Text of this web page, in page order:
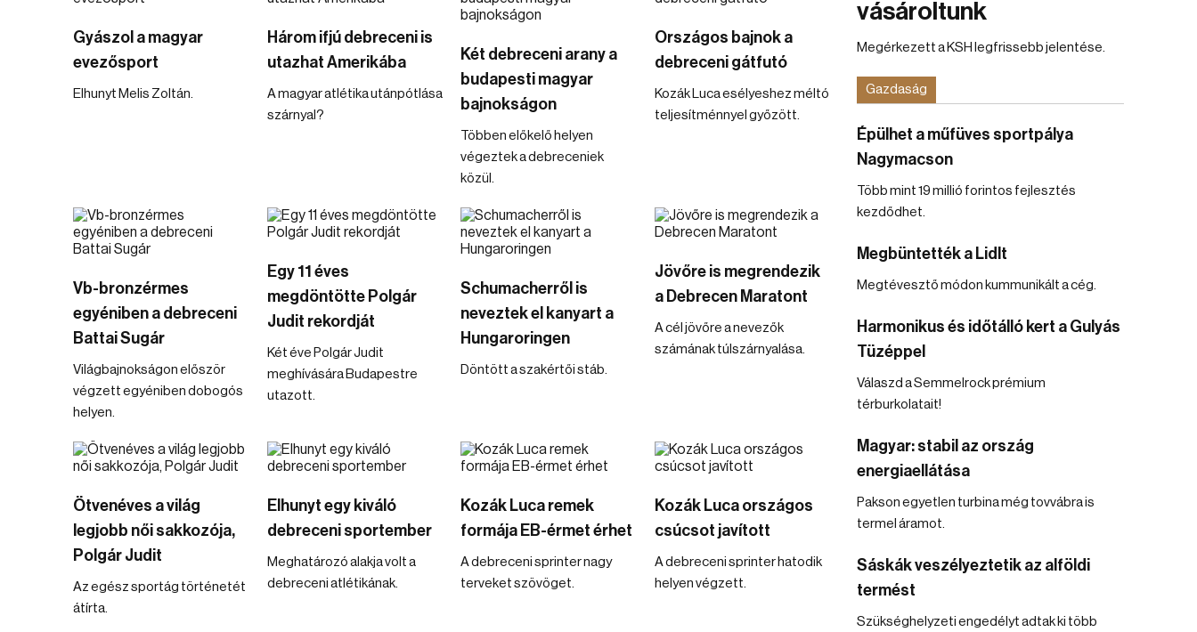
Gyászol a magyar
evezősport
Elhunyt Melis Zoltán.
Három ifjú debreceni is
utazhat Amerikába
A magyar atlétika utánpótlása
szárnyal?
Két debreceni arany a
budapesti magyar
bajnokságon
Többen előkelő helyen
végeztek a debreceniek
közül.
Országos bajnok a
debreceni gátfutó
Kozák Luca esélyeshez méltó
teljesítménnyel győzött.
Vb-bronzérmes
egyéniben a debreceni
Battai Sugár
Világbajnokságon először
végzett egyéniben dobogós
helyen.
Egy 11 éves
megdöntötte Polgár
Judit rekordját
Két éve Polgár Judit
meghívására Budapestre
utazott.
Schumacherről is
neveztek el kanyart a
Hungaroringen
Döntött a szakértői stáb.
Jövőre is megrendezik
a Debrecen Maratont
A cél jövőre a nevezők
számának túlszárnyalása.
Ötvenéves a világ
legjobb női sakkozója,
Polgár Judit
Az egész sportág történetét
átírta.
Elhunyt egy kiváló
debreceni sportember
Meghatározó alakja volt a
debreceni atlétikának.
Kozák Luca remek
formája EB-érmet érhet
A debreceni sprinter nagy
terveket szövöget.
Kozák Luca országos
csúcsot javított
A debreceni sprinter hatodik
helyen végzett.
vásároltunk
Megérkezett a KSH legfrissebb jelentése.
Gazdaság
Épülhet a műfüves sportpálya
Nagymacson
Több mint 19 millió forintos fejlesztés
kezdődhet.
Megbüntették a Lidlt
Megtévesztő módon kummunikált a cég.
Harmonikus és időtálló kert a Gulyás
Tüzéppel
Válaszd a Semmelrock prémium
térburkolatait!
Magyar: stabil az ország
energiaellátása
Pakson egyetlen turbina még tovvábra is
termel áramot.
Sáskák veszélyeztetik az alföldi
termést
Szükséghelyzeti engedélyt adtak ki több